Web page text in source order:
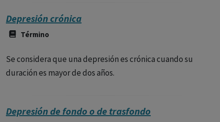
Depresión crónica
Término
Se considera que una depresión es crónica cuando su
duración es mayor de dos años.
Depresión de fondo o de trasfondo